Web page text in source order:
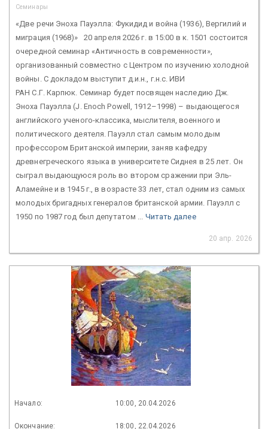
Семинары
«Две речи Эноха Пауэлла: Фукидид и война (1936), Вергилий и
миграция (1968)» 20 апреля 2026 г. в 15:00 в к. 1501 состоится
очередной семинар «Античность в современности»,
организованный совместно с Центром по изучению холодной
войны. С докладом выступит д.и.н., г.н.с. ИВИ
РАН С.Г. Карпюк. Семинар будет посвящен наследию Дж.
Эноха Пауэлла (J. Enoch Powell, 1912–1998) – выдающегося
английского ученого-классика, мыслителя, военного и
политического деятеля. Пауэлл стал самым молодым
профессором Британской империи, заняв кафедру
древнегреческого языка в университете Сиднея в 25 лет. Он
сыграл выдающуюся роль во втором сражении при Эль-
Аламейне и в 1945 г., в возрасте 33 лет, стал одним из самых
молодых бригадных генералов британской армии. Пауэлл с
1950 по 1987 год был депутатом ... Читать далее
20 апр. 2026
Начало: 10:00, 20.04.2026
Окончание: 18:00, 22.04.2026